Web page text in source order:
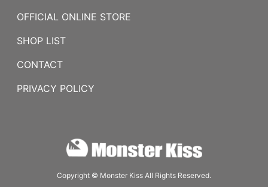
OFFICIAL ONLINE STORE
SHOP LIST
CONTACT
PRIVACY POLICY
Copyright © Monster Kiss All Rights Reserved.